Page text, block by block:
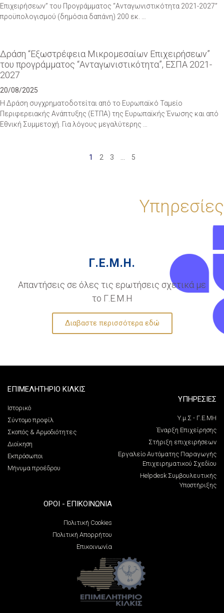
Επιχειρήσεων” του Προγράμματος “Ανταγωνιστικότητα 2021-2027”
προϋπολογισμού (δημόσια δαπάνη) 200 εκ. …
Δράση “Εξωστρέφεια Μικρομεσαίων Επιχειρήσεων”
του προγράμματος “Ανταγωνιστικότητα”, ΕΣΠΑ 2021-
2027
20/08/2025
Η Δράση συγχρηματοδοτείται από το Ευρωπαϊκό Ταμείο
Περιφερειακής Ανάπτυξης (ΕΤΠΑ) της Ευρωπαϊκής Ένωσης και από
Εθνική Συμμετοχή. Για λόγους μεγαλύτερης …
1 2 3 5
Υπηρεσίες
Γ.Ε.Μ.Η.
Απαντήσεις σε όλες τις ερωτήσεις σχετικά με
το Γ.Ε.Μ.Η
Διαβαστε περισσότερα εδώ
ΕΠΙΜΕΛΗΤΗΡΙΟ ΚΙΛΚΙΣ
Ιστορικό
Σύντομο προφίλ
Σκοπός & Αρμοδιότητες
Διοίκηση
Εκπρόσωποι
Μήνυμα προέδρου
ΥΠΗΡΕΣΙΕΣ
Υ.μ.Σ - Γ.Ε.ΜΗ
Έναρξη Επιχείρησης
Στήριξη επιχειρήσεων
Εργαλείο Αυτόματης Παραγωγής
Επιχειρηματικού Σχεδίου
Helpdesk Συμβουλευτικής
Υποστήριξης
ΌΡΟΙ - ΕΠΙΚΟΙΝΩΝΊΑ
Πολιτική Cookies
Πολιτική Απορρήτου
Επικοινωνία